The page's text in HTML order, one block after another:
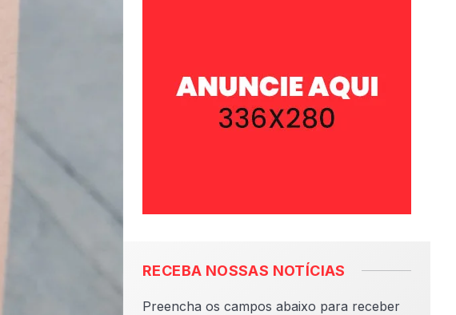
RECEBA NOSSAS NOTÍCIAS
Preencha os campos abaixo para receber